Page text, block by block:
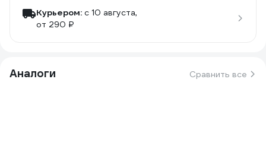
Курьером: c 10 августа,
от 290 ₽
Аналоги Сравнить все